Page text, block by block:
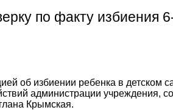
по факту избиения
об избиении ребенка в детском
администрации
Крымская.